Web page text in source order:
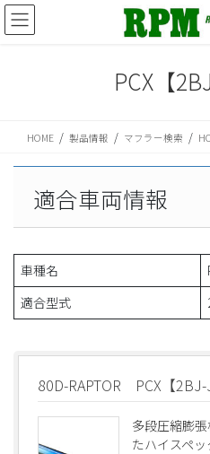
コ
ン
ナ
ビ
PCX【
HOME 製品情報 マフラー検索
適合車両情報
車種名
適合型式
80D-RAPTOR PCX【2BJ-
多段圧縮膨
たハイスペッ